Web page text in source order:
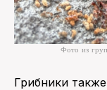
Фото из
Грибники